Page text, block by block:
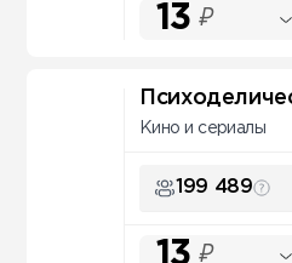
13 ₽
Кино и сериалы
199 489
13 ₽